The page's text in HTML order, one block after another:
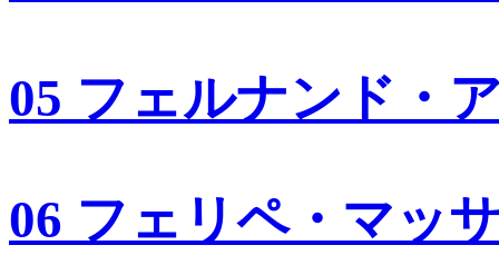
05 フェルナンド・
06 フェリペ・マッ